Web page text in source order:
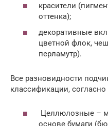
красители
оттенка);
декоративные
цветной флок,
перламутр).
Все разновидности
классификации,
Целлюлозные –
основе бумаги